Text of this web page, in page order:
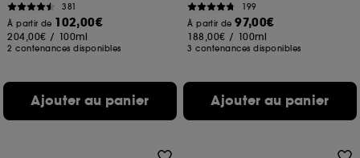
381
À partir de 102,00€
204,00€ / 100ml
2 contenances disponibles
Ajouter au panier
199
À partir de97,00€
188,00€ / 100ml
3 contenances disponibles
Ajouter au panier